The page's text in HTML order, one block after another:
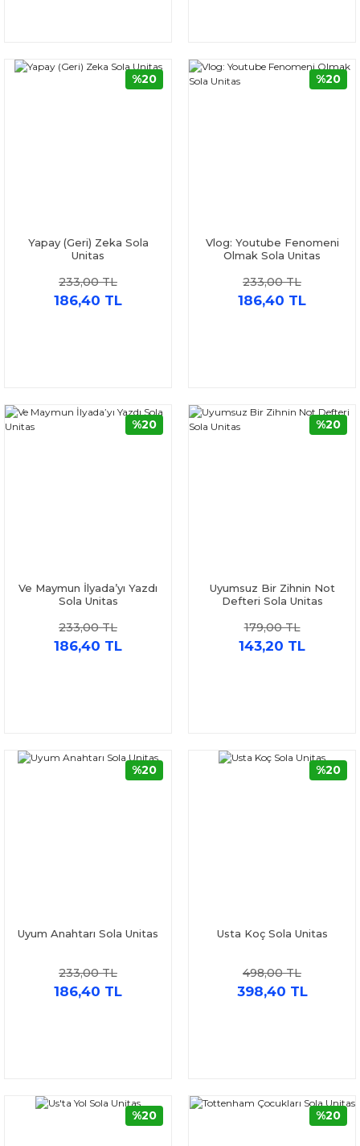
Yapay (Geri) Zeka Sola
Unitas
233,00 TL
186,40 TL
%20
Vlog: Youtube Fenomeni
Olmak Sola Unitas
233,00 TL
186,40 TL
%20
Ve Maymun İlyada’yı Yazdı
Sola Unitas
233,00 TL
186,40 TL
%20
Uyumsuz Bir Zihnin Not
Defteri Sola Unitas
179,00 TL
143,20 TL
%20
Uyum Anahtarı Sola Unitas
233,00 TL
186,40 TL
%20
Usta Koç Sola Unitas
498,00 TL
398,40 TL
%20
%20 %20